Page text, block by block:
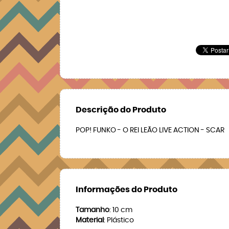
Descrição do Produto
POP! FUNKO - O REI LEÃO LIVE ACTION - SCAR
Informações do Produto
Tamanho: 10 cm
Material : Plástico